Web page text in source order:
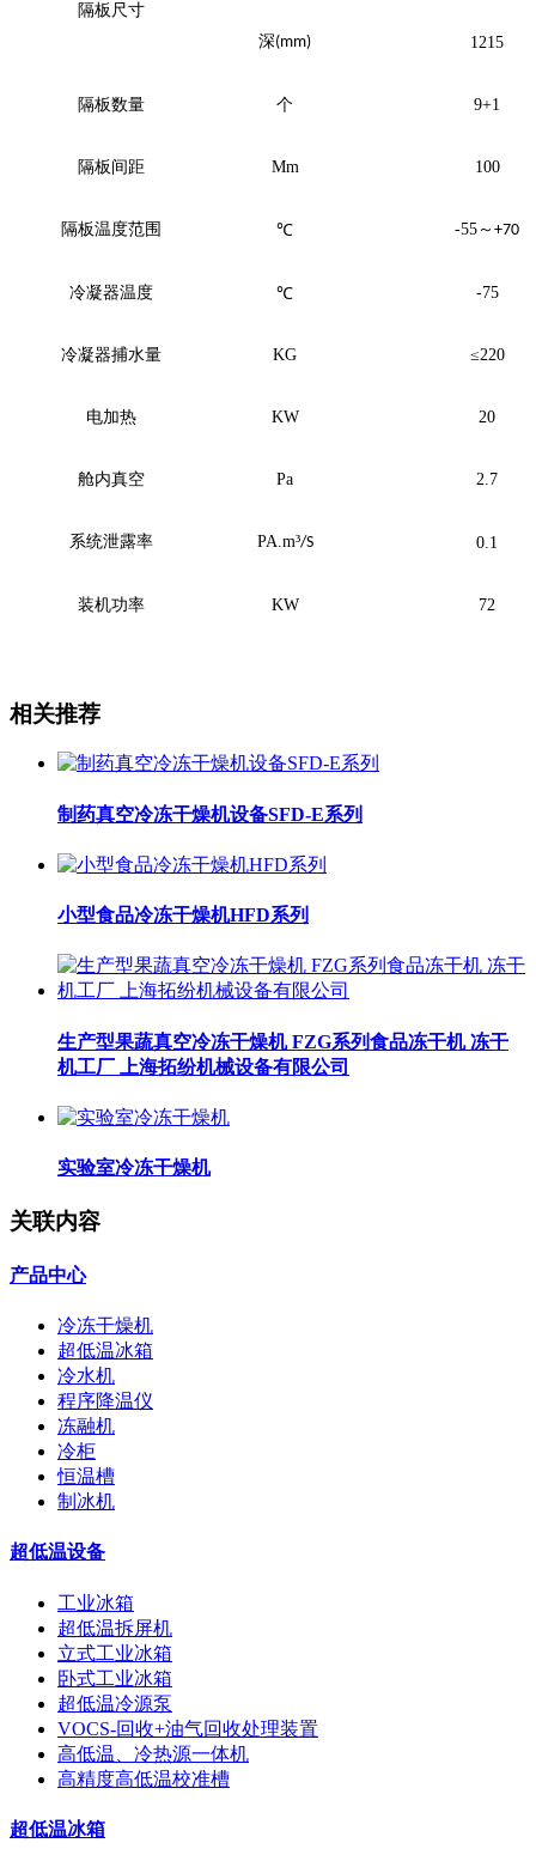
隔板尺寸
深(mm) 1215
隔板数量 个 9+1
隔板间距 Mm 100
隔板温度范围 ℃ -55 ～ +70
冷凝器温度 ℃ -75
冷凝器捕水量 KG ≤220
电加热 KW 20
舱内真空 Pa 2.7
系统泄露率 PA.m³/S 0.1
装机功率 KW 72
相关推荐
制药真空冷冻干燥机设备SFD-E系列
小型食品冷冻干燥机HFD系列
生产型果蔬真空冷冻干燥机 FZG系列食品冻干机 冻干
机工厂 上海拓纷机械设备有限公司
实验室冷冻干燥机
关联内容
产品中心
冷冻干燥机
超低温冰箱
冷水机
程序降温仪
冻融机
冷柜
恒温槽
制冰机
超低温设备
工业冰箱
超低温拆屏机
立式工业冰箱
卧式工业冰箱
超低温冷源泵
VOCS-回收+油气回收处理装置
高低温、冷热源一体机
高精度高低温校准槽
超低温冰箱